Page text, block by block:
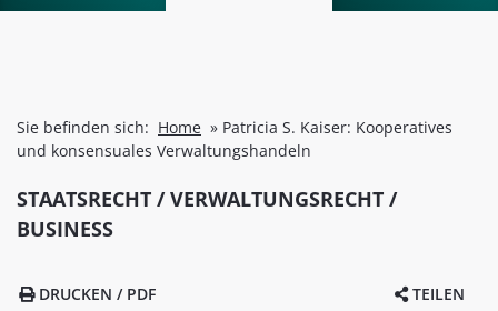
Sie befinden sich: Home » Patricia S. Kaiser: Kooperatives
und konsensuales Verwaltungshandeln
STAATSRECHT / VERWALTUNGSRECHT /
BUSINESS
TEILEN
DRUCKEN / PDF